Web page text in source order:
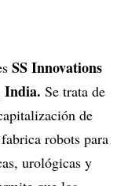
SS Innovations
India. Se trata de
de
robots para
urológicas y